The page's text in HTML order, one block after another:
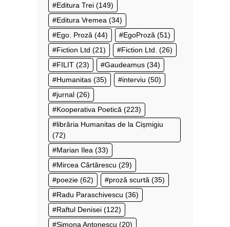
Editura Trei (149)
Editura Vremea (34)
Ego. Proză (44) EgoProză (51)
Fiction Ltd (21) Fiction Ltd. (26)
FILIT (23) Gaudeamus (34)
Humanitas (35) interviu (50)
jurnal (26)
Kooperativa Poetică (223)
librăria Humanitas de la Cișmigiu
(72)
Marian Ilea (33)
Mircea Cărtărescu (29)
poezie (62) proză scurtă (35)
Radu Paraschivescu (36)
Raftul Denisei (122)
Simona Antonescu (20)